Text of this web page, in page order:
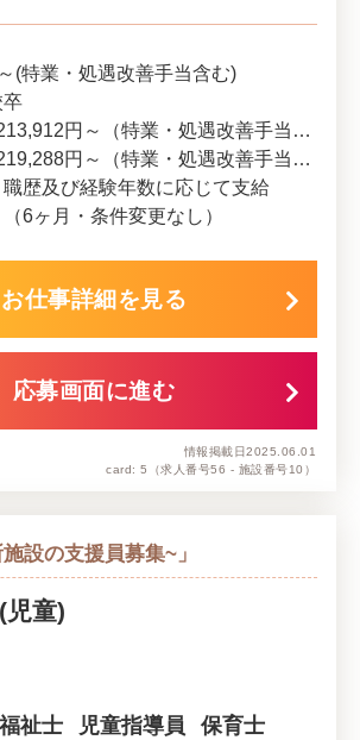
(特業・処遇改善手当含む)
卒
円～（特業・処遇改善手当含む）
円～（特業・処遇改善手当含む）
歴及び経験年数に応じて支給
6ヶ月・条件変更なし）
お仕事詳細を見る
応募画面に進む
情報掲載日2025.06.01
card: 5
（求人番号56 - 施設番号10）
設の支援員募集~」
児童)
祉士 児童指導員 保育士